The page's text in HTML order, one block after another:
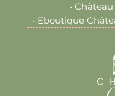
• Château
• Eboutique